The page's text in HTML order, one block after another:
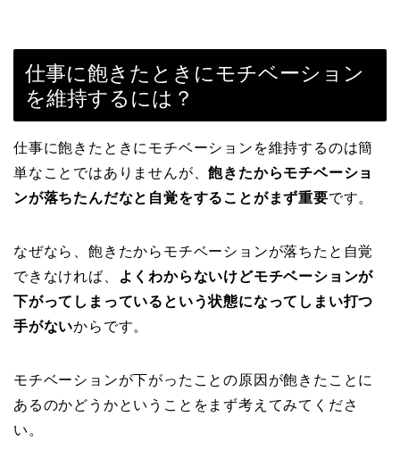
仕事に飽きたときにモチベーション
を維持するには？
仕事に飽きたときにモチベーションを維持するのは簡
単なことではありませんが、飽きたからモチベーショ
ンが落ちたんだなと自覚をすることがまず重要です。
なぜなら、飽きたからモチベーションが落ちたと自覚
できなければ、
よくわからないけどモチベーションが
下がってしまっているという状態になってしまい打つ
手がないからです。
モチベーションが下がったことの原因が飽きたことに
あるのかどうかということをまず考えてみてくださ
い。